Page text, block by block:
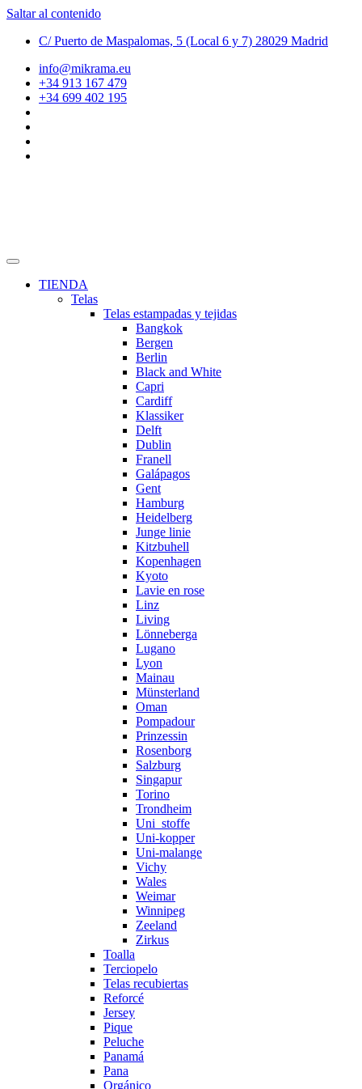
Saltar al contenido
C/ Puerto de Maspalomas, 5 (Local 6 y 7) 28029 Madrid
info@mikrama.eu
+34 913 167 479
+34 699 402 195
TIENDA
Telas
Telas estampadas y tejidas
Bangkok
Bergen
Berlin
Black and White
Capri
Cardiff
Klassiker
Delft
Dublin
Franell
Galápagos
Gent
Hamburg
Heidelberg
Junge linie
Kitzbuhell
Kopenhagen
Kyoto
Lavie en rose
Linz
Living
Lönneberga
Lugano
Lyon
Mainau
Münsterland
Oman
Pompadour
Prinzessin
Rosenborg
Salzburg
Singapur
Torino
Trondheim
Uni_stoffe
Uni-kopper
Uni-malange
Vichy
Wales
Weimar
Winnipeg
Zeeland
Zirkus
Toalla
Terciopelo
Telas recubiertas
Reforcé
Jersey
Pique
Peluche
Panamá
Pana
Orgánico